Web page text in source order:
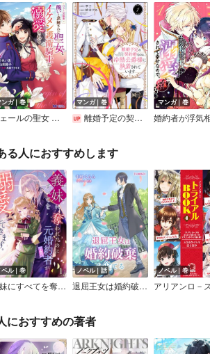
ガ｜巻
ヴェールの聖女 ～醜いと誤解された聖女、イケメン護衛騎士に溺愛される～（コミック）
マンガ｜巻
離婚予定の契約婚なのに、冷酷公爵様に執着されています
マンガ｜巻
る人におすすめします
ベル｜巻
義妹にすべてを奪われたのに元婚約者（上司）が溺愛してきます。
ノベル｜話
退屈王女は婚約破棄を企てる【分冊版】
ノベル｜巻
におすすめの著者